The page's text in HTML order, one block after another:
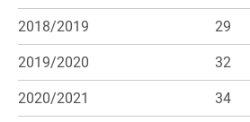
2018/2019 29
2019/2020 32
2020/2021 34